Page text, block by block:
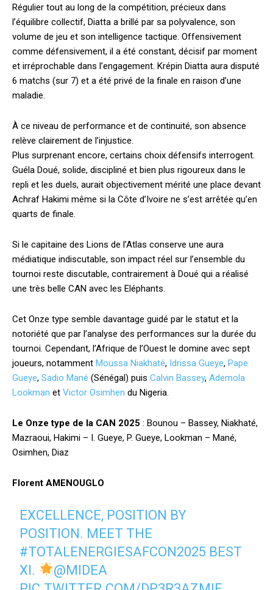
Régulier tout au long de la compétition, précieux dans
l’équilibre collectif, Diatta a brillé par sa polyvalence, son
volume de jeu et son intelligence tactique. Offensivement
comme défensivement, il a été constant, décisif par moment
et irréprochable dans l’engagement. Krépin Diatta aura disputé
6 matchs (sur 7) et a été privé de la finale en raison d’une
maladie.
À ce niveau de performance et de continuité, son absence
relève clairement de l’injustice.
Plus surprenant encore, certains choix défensifs interrogent.
Guéla Doué, solide, discipliné et bien plus rigoureux dans le
repli et les duels, aurait objectivement mérité une place devant
Achraf Hakimi même si la Côte d’Ivoire ne s’est arrêtée qu’en
quarts de finale.
Si le capitaine des Lions de l’Atlas conserve une aura
médiatique indiscutable, son impact réel sur l’ensemble du
tournoi reste discutable, contrairement à Doué qui a réalisé
une très belle CAN avec les Eléphants.
Cet Onze type semble davantage guidé par le statut et la
notoriété que par l’analyse des performances sur la durée du
tournoi. Cependant, l’Afrique de l’Ouest le domine avec sept
joueurs, notamment Moussa Niakhaté, Idrissa Gueye, Pape
Gueye, Sadio Mané (Sénégal) puis Calvin Bassey, Ademola
Lookman et Victor Osimhen du Nigeria.
Le Onze type de la CAN 2025 : Bounou – Bassey, Niakhaté,
Mazraoui, Hakimi – I. Gueye, P. Gueye, Lookman – Mané,
Osimhen, Diaz
Florent AMENOUGLO
EXCELLENCE, POSITION BY
POSITION. MEET THE
#TOTALENERGIESAFCON2025 BEST
XI.
@MIDEA